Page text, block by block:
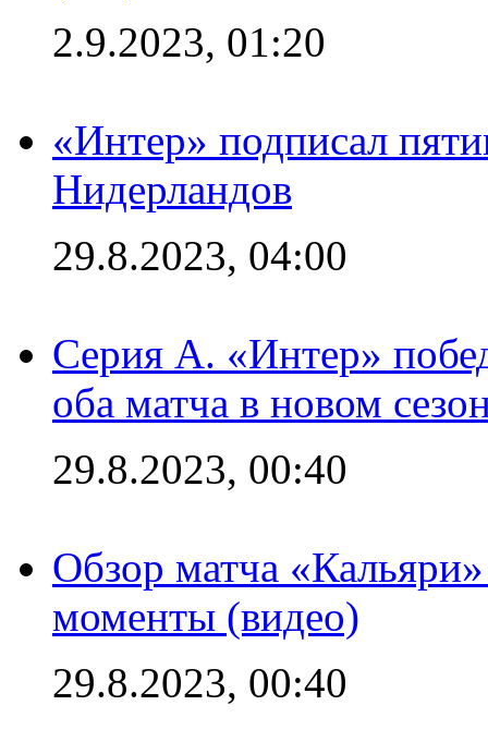
2.9.2023, 01:20
«Интер» подписал
Нидерландов
29.8.2023, 04:00
Серия А. «Интер»
оба матча в новом
29.8.2023, 00:40
Обзор матча
моменты (видео)
29.8.2023, 00:40